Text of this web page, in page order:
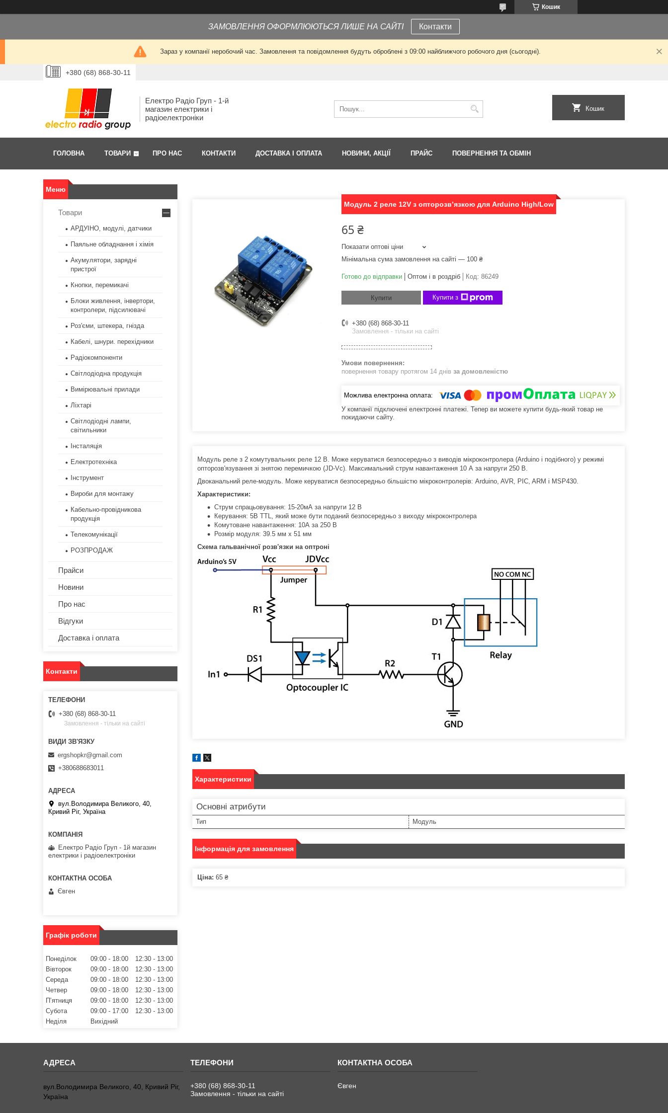
Кошик
ЗАМОВЛЕННЯ ОФОРМЛЮЮТЬСЯ ЛИШЕ НА САЙТІ Контакти
Зараз у компанії неробочий час. Замовлення та повідомлення будуть оброблені з 09:00 найближчого робочого дня (сьогодні).
+380 (68) 868-30-11
Електро Радіо Груп - 1-й
магазин електрики і
радіоелектроніки
Кошик
ГОЛОВНА ТОВАРИ ПРО НАС КОНТАКТИ ДОСТАВКА І ОПЛАТА НОВИНИ, АКЦІЇ ПРАЙС ПОВЕРНЕННЯ ТА ОБМІН
Модуль 2 реле 12V з опторозв’язкою для Arduino High/Low
65 ₴
Показати оптові ціни
Мінімальна сума замовлення на сайті — 100 ₴
Готово до відправки Оптом і в роздріб Код: 86249
Купити Купити з
+380 (68) 868-30-11
Замовлення - тільки на сайті
повернення товару протягом 14 днів за домовленістю
У компанії підключені електронні платежі. Тепер ви можете купити будь-який товар не
покидаючи сайту.
Модуль реле з 2 комутувальних реле 12 В. Може керуватися безпосередньо з виводів мікроконтролера (Arduino і подібного) у режимі
опторозв'язування зі знятою перемичкою (JD-Vc). Максимальний струм навантаження 10 А за напруги 250 В.
Двоканальний реле-модуль. Може керуватися безпосередньо більшістю мікроконтролерів: Arduino, AVR, PIC, ARM і MSP430.
Характеристики:
Струм спрацьовування: 15-20мА за напруги 12 В
Керування: 5В TTL, який може бути поданий безпосередньо з виходу мікроконтролера
Комутоване навантаження: 10А за 250 В
Розмір модуля: 39.5 мм х 51 мм
Схема гальванічної розв'язки на оптроні
Характеристики
Основні атрибути
Тип Модуль
Інформація для замовлення
Ціна: 65 ₴
Товари
АРДУІНО, модулі, датчики
Паяльне обладнання і хімія
Акумулятори, зарядні
пристрої
Кнопки, перемикачі
Блоки живлення, інвертори,
контролери, підсилювачі
Роз'єми, штекера, гнізда
Кабелі, шнури. перехідники
Радіокомпоненти
Світлодіодна продукція
Вимірювальні прилади
Ліхтарі
Світлодіодні лампи,
світильники
Інсталяція
Електротехніка
Інструмент
Вироби для монтажу
Кабельно-провідникова
продукція
Телекомунікації
РОЗПРОДАЖ
Прайси
Новини
Про нас
Відгуки
Доставка і оплата
Контакти
+380 (68) 868-30-11
Замовлення - тільки на сайті
ergshopkr@gmail.com
+380688683011
вул.Володимира Великого, 40,
Кривий Ріг, Україна
Електро Радіо Груп - 1й магазин
електрики і радіоелектроніки
Євген
Графік роботи
Понеділок 09:00 18:00 12:30
13:00
Вівторок
09:00 18:00 12:30
13:00
Середа
09:00 18:00 12:30
13:00
Четвер
09:00 18:00 12:30
13:00
Пʼятниця
09:00 18:00 12:30
13:00
Субота
09:00 17:00 12:30
13:00
Неділя
Вихідний
вул.Володимира Великого, 40, Кривий Ріг,
Україна
+380 (68) 868-30-11
Замовлення - тільки на сайті
Євген